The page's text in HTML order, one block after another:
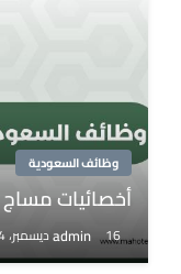
وظائف السعودية
أخصائيات مساج
admin 16 ديسمبر، 2024